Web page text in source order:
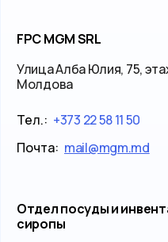
FPC MGM SRL
Улица Алба Юлия, 75,
Молдова
Тел.: +373 22 58 11 50
Почта: mail@mgm.md
Отдел посуды и
сиропы